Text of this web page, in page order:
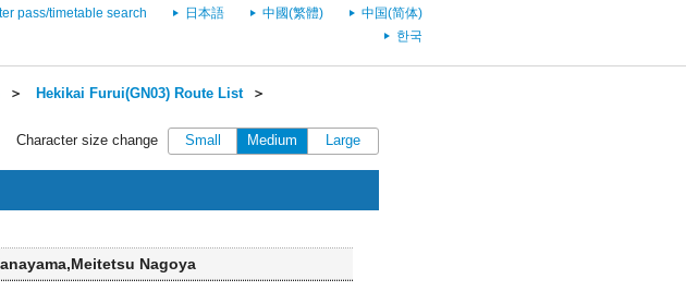
pass/timetable search 日本語 中國(繁體)
中国(简体)
한국
＞ Hekikai Furui(GN03) Route List＞
Character size change
Small Medium Large
Nagoya